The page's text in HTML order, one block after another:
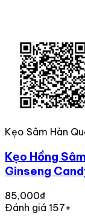
Kẹo Sâm Hàn
Kẹo Hồng
Ginseng
85,000₫
Đánh giá 157+